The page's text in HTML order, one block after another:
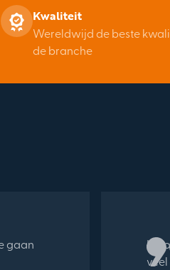
Kwaliteit
Wereldwijd de beste
de branche
gaan
Ik